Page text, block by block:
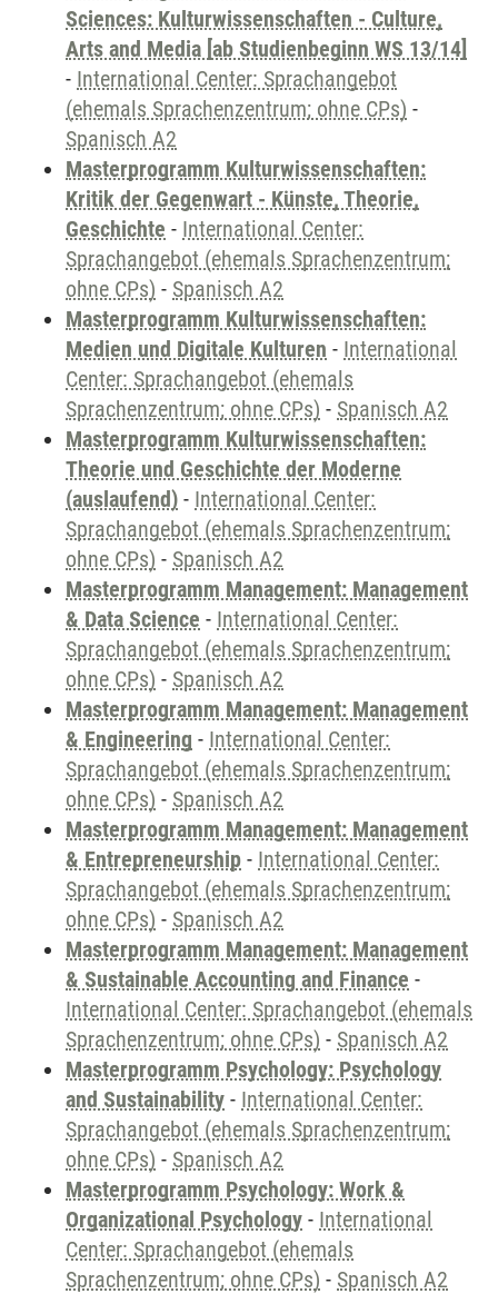
Sciences: Kulturwissenschaften - Culture,
Arts and Media [ab Studienbeginn WS 13/14]
- International Center: Sprachangebot
(ehemals Sprachenzentrum; ohne CPs) -
Spanisch A2
Masterprogramm Kulturwissenschaften:
Kritik der Gegenwart - Künste, Theorie,
Geschichte - International Center:
Sprachangebot (ehemals Sprachenzentrum;
ohne CPs) - Spanisch A2
Masterprogramm Kulturwissenschaften:
Medien und Digitale Kulturen - International
Center: Sprachangebot (ehemals
Sprachenzentrum; ohne CPs) - Spanisch A2
Masterprogramm Kulturwissenschaften:
Theorie und Geschichte der Moderne
(auslaufend) - International Center:
Sprachangebot (ehemals Sprachenzentrum;
ohne CPs) - Spanisch A2
Masterprogramm Management: Management
& Data Science - International Center:
Sprachangebot (ehemals Sprachenzentrum;
ohne CPs) - Spanisch A2
Masterprogramm Management: Management
& Engineering - International Center:
Sprachangebot (ehemals Sprachenzentrum;
ohne CPs) - Spanisch A2
Masterprogramm Management: Management
& Entrepreneurship - International Center:
Sprachangebot (ehemals Sprachenzentrum;
ohne CPs) - Spanisch A2
Masterprogramm Management: Management
& Sustainable Accounting and Finance -
International Center: Sprachangebot (ehemals
Sprachenzentrum; ohne CPs) - Spanisch A2
Masterprogramm Psychology: Psychology
and Sustainability - International Center:
Sprachangebot (ehemals Sprachenzentrum;
ohne CPs) - Spanisch A2
Masterprogramm Psychology: Work &
Organizational Psychology - International
Center: Sprachangebot (ehemals
Sprachenzentrum; ohne CPs) - Spanisch A2